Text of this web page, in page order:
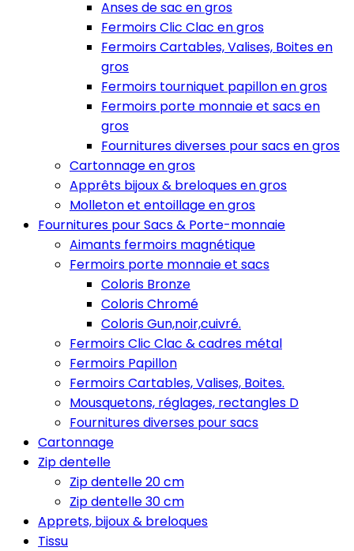
Anses de sac en gros
Fermoirs Clic Clac en gros
Fermoirs Cartables, Valises, Boites en
gros
Fermoirs tourniquet papillon en gros
Fermoirs porte monnaie et sacs en
gros
Fournitures diverses pour sacs en gros
Cartonnage en gros
Apprêts bijoux & breloques en gros
Molleton et entoillage en gros
Fournitures pour Sacs & Porte-monnaie
Aimants fermoirs magnétique
Fermoirs porte monnaie et sacs
Coloris Bronze
Coloris Chromé
Coloris Gun,noir,cuivré.
Fermoirs Clic Clac & cadres métal
Fermoirs Papillon
Fermoirs Cartables, Valises, Boites.
Mousquetons, réglages, rectangles D
Fournitures diverses pour sacs
Cartonnage
Zip dentelle
Zip dentelle 20 cm
Zip dentelle 30 cm
Apprets, bijoux & breloques
Tissu